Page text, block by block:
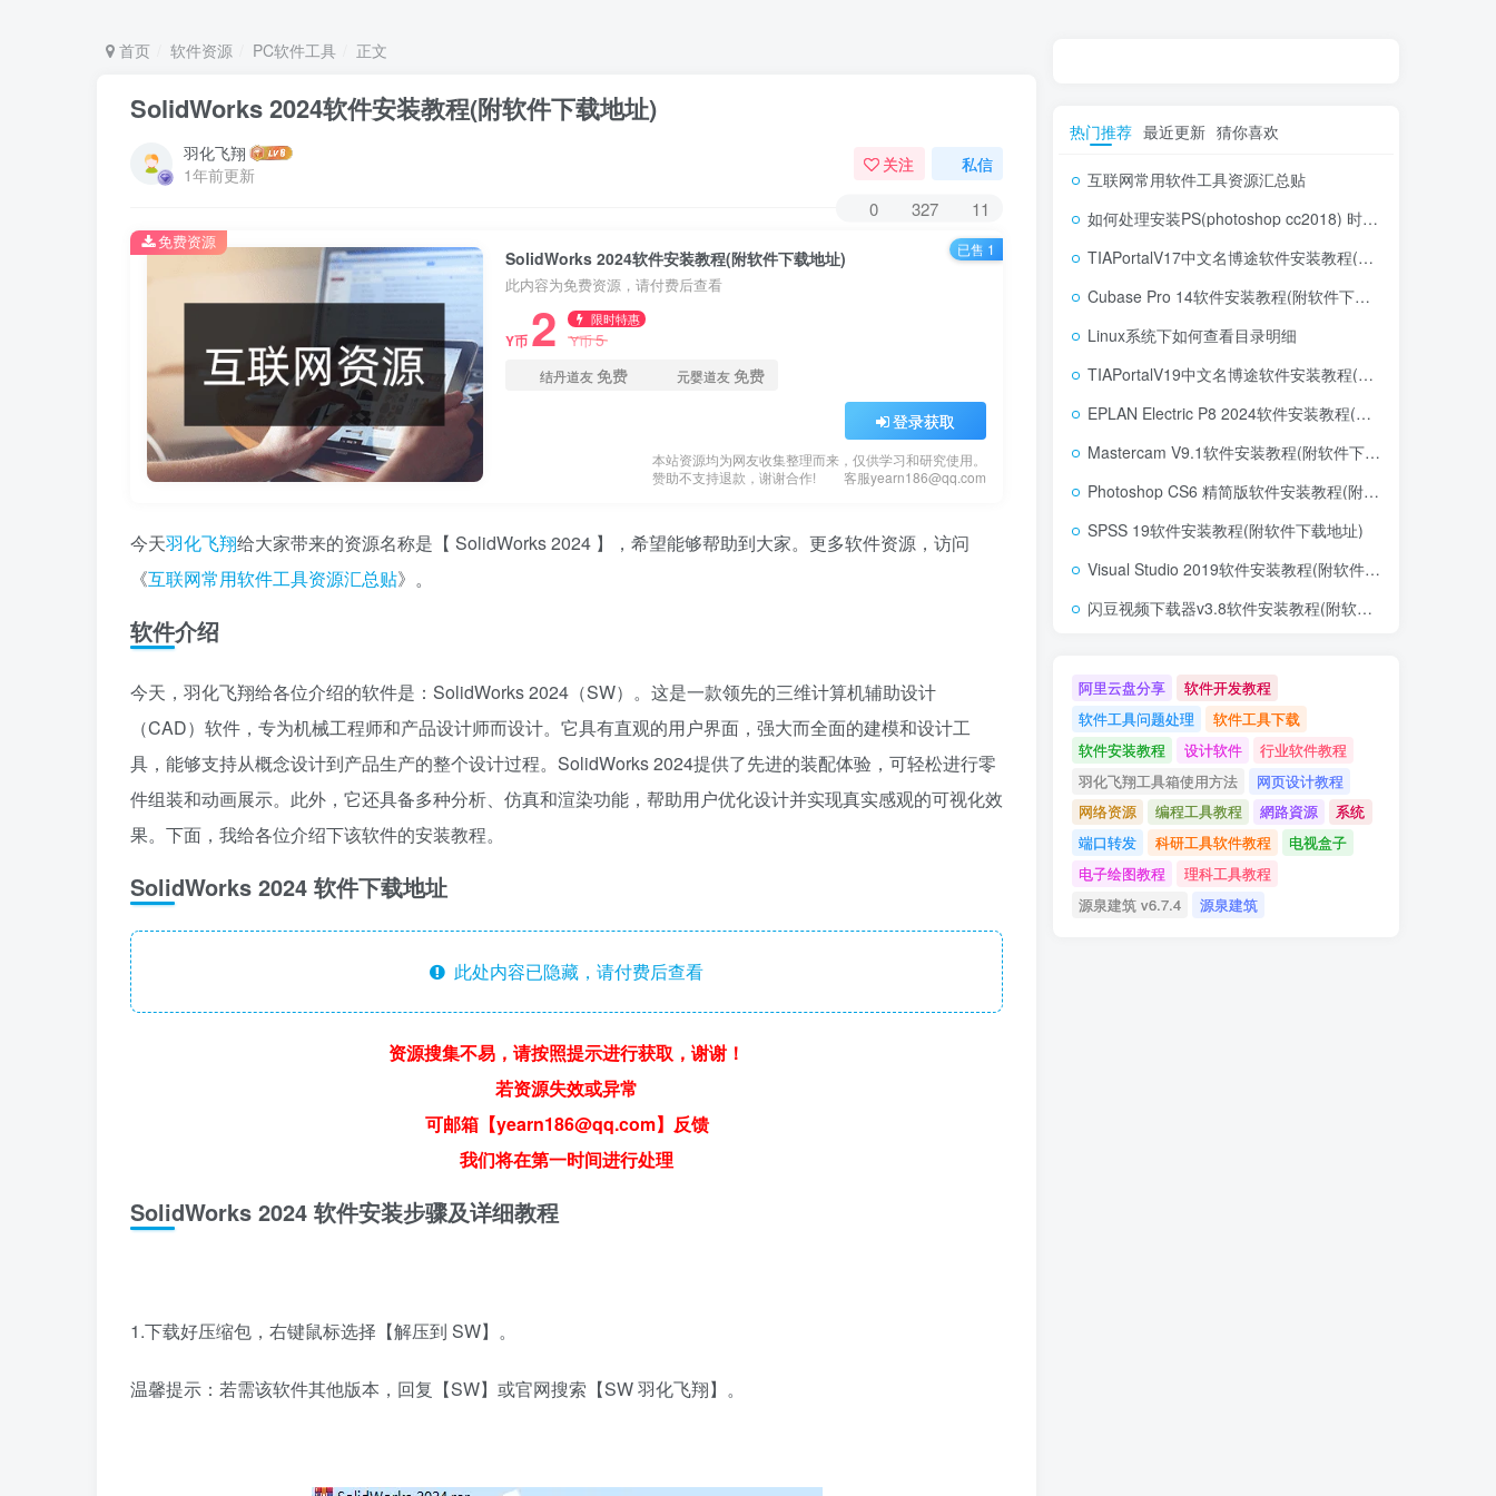
首页 软件资源 PC软件工具 正文
SolidWorks 2024软件安装教程(附软件下载地址)
羽化飞翔
1年前更新
关注 私信
0 327 11
SolidWorks 2024软件安装教程(附软件下载地址)
此内容为免费资源，请付费后查看
Y币 2 限时特惠
Y币5
结丹道友免费 元婴道友免费
登录获取
本站资源均为网友收集整理而来，仅供学习和研究使用。
赞助不支持退款，谢谢合作!
客服yearn186@qq.com
免费资源 已售 1
今天羽化飞翔给大家带来的资源名称是【 SolidWorks 2024 】，希望能够帮助到大家。更多软件资源，访问
《互联网常用软件工具资源汇总贴》。
软件介绍
今天，羽化飞翔给各位介绍的软件是：SolidWorks 2024（SW）。这是一款领先的三维计算机辅助设计
（CAD）软件，专为机械工程师和产品设计师而设计。它具有直观的用户界面，强大而全面的建模和设计工
具，能够支持从概念设计到产品生产的整个设计过程。SolidWorks 2024提供了先进的装配体验，可轻松进行零
件组装和动画展示。此外，它还具备多种分析、仿真和渲染功能，帮助用户优化设计并实现真实感观的可视化效
果。下面，我给各位介绍下该软件的安装教程。
SolidWorks 2024 软件下载地址
此处内容已隐藏，请付费后查看
资源搜集不易，请按照提示进行获取，谢谢！
若资源失效或异常
可邮箱【yearn186@qq.com】反馈
我们将在第一时间进行处理
SolidWorks 2024 软件安装步骤及详细教程
1.下载好压缩包，右键鼠标选择【解压到 SW】。
温馨提示：若需该软件其他版本，回复【SW】或官网搜索【SW 羽化飞翔】。
热门推荐 最近更新 猜你喜欢
互联网常用软件工具资源汇总贴
如何处理安装PS(photoshop cc2018) 时，提示系统或者IE浏览器需要升级
TIAPortalV17中文名博途软件安装教程(附软件下载地址)
Cubase Pro 14软件安装教程(附软件下载地址)
Linux系统下如何查看目录明细
TIAPortalV19中文名博途软件安装教程(附软件下载地址)
EPLAN Electric P8 2024软件安装教程(附软件下载地址)
Mastercam V9.1软件安装教程(附软件下载地址)
Photoshop CS6 精简版软件安装教程(附软件下载地址)
SPSS 19软件安装教程(附软件下载地址)
Visual Studio 2019软件安装教程(附软件下载地址)
闪豆视频下载器v3.8软件安装教程(附软件下载地址)
阿里云盘分享
软件开发教程
软件工具问题处理
软件工具下载
软件安装教程
设计软件
行业软件教程
羽化飞翔工具箱使用方法
网页设计教程
网络资源
编程工具教程 網路資源
系统
端口转发
科研工具软件教程
电视盒子
电子绘图教程
理科工具教程
源泉建筑 v6.7.4
源泉建筑